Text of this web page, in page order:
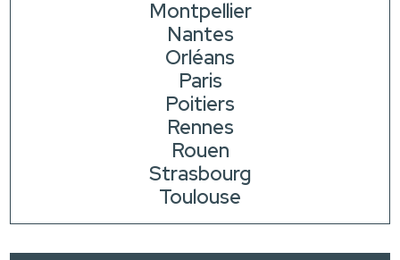
Montpellier
Nantes
Orléans
Paris
Poitiers
Rennes
Rouen
Strasbourg
Toulouse